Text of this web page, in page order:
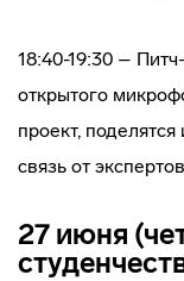
18:40-19:30 –
открытого
проект,
связь от
27 июня